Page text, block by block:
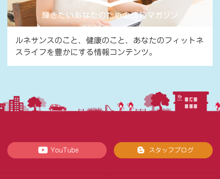
ルネサンスのこと、健康のこと、あなたのフィットネ
スライフを豊かにする情報コンテンツ。
YouTube スタッフブログ